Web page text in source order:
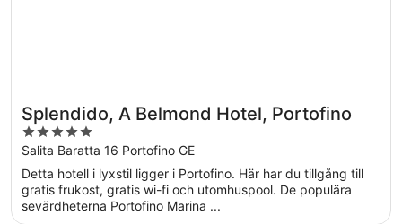
Splendido, A Belmond Hotel, Portofino
5
out
of
5
Salita Baratta 16 Portofino GE
Detta hotell i lyxstil ligger i Portofino. Här har du tillgång till
gratis frukost, gratis wi-fi och utomhuspool. De populära
sevärdheterna Portofino Marina ...